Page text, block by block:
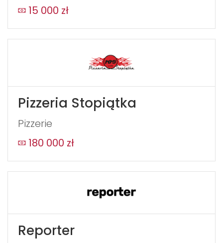
15 000 zł
Pizzeria Stopiątka
Pizzerie
180 000 zł
Reporter